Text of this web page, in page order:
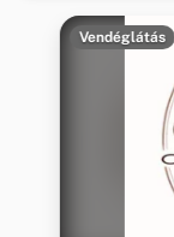
Vendéglátás